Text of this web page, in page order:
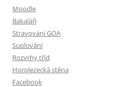
Moodle
Bakaláři
Stravování GOA
Suplování
Rozvrhy tříd
Horolezecká stěna
Facebook